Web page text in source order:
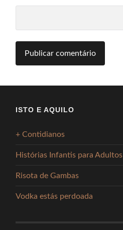
ISTO E AQUILO
+ Contidianos
Histórias Infantis para Adultos
Risota de Gambas
Vodka estás perdoada